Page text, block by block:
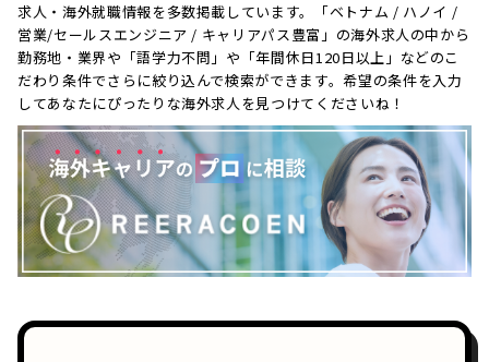
求人・海外就職情報を多数掲載しています。「ベトナム / ハノイ /
営業/セールスエンジニア / キャリアパス豊富」の海外求人の中から
勤務地・業界や「語学力不問」や「年間休日120日以上」などのこ
だわり条件でさらに絞り込んで検索ができます。希望の条件を入力
してあなたにぴったりな海外求人を見つけてくださいね！